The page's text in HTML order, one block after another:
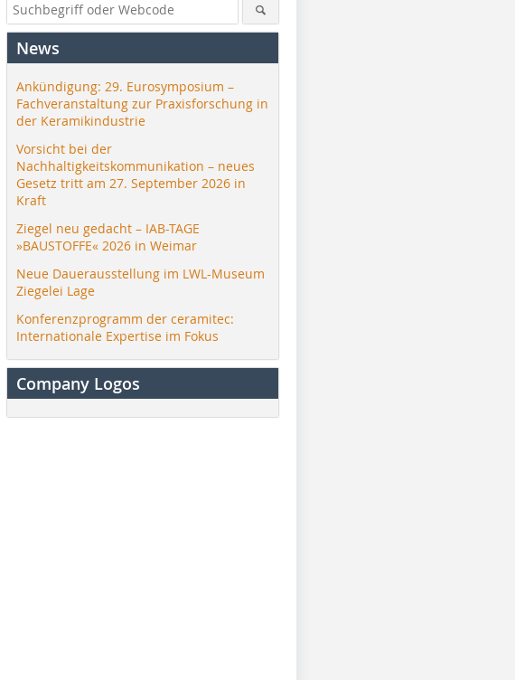
News
Ankündigung: 29. Eurosymposium –
Fachveranstaltung zur Praxisforschung in
der Keramikindustrie
Vorsicht bei der
Nachhaltigkeitskommunikation – neues
Gesetz tritt am 27. September 2026 in
Kraft
Ziegel neu gedacht – IAB-TAGE
»BAUSTOFFE« 2026 in Weimar
Neue Dauerausstellung im LWL-Museum
Ziegelei Lage
Konferenzprogramm der ceramitec:
Internationale Expertise im Fokus
Company Logos